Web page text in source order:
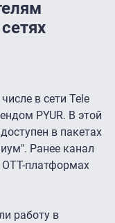
в сети Tele
PYUR. В этой
в пакетах
Ранее канал
платформах
работу в